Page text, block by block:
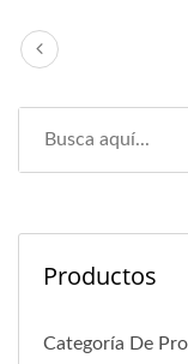
Productos
Categoría De